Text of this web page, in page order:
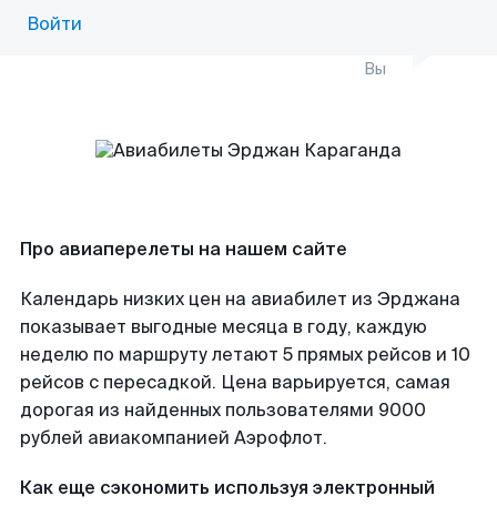
Войти
Вы
Про авиаперелеты на нашем сайте
Календарь низких цен на авиабилет из Эрджана
показывает выгодные месяца в году, каждую
неделю по маршруту летают 5 прямых рейсов и 10
рейсов с пересадкой. Цена варьируется, самая
дорогая из найденных пользователями 9000
рублей авиакомпанией Аэрофлот.
Как еще сэкономить используя электронный